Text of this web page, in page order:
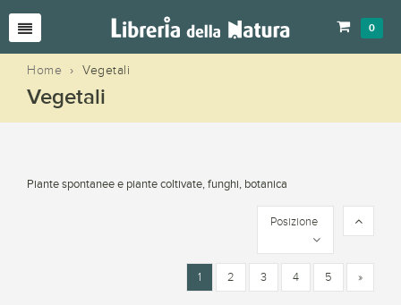
0
Home › Vegetali
Vegetali
Piante spontanee e piante coltivate, funghi, botanica
Posizione
1 2 3 4 5 »